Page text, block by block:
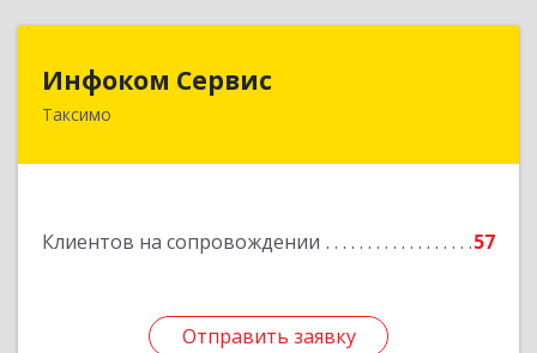
Инфоком Сервис
Таксимо
Клиентов на сопровождении 57
Отправить заявку
671560, Республика Бурятия, Муйский р-н, пгт.
Отправить заявку